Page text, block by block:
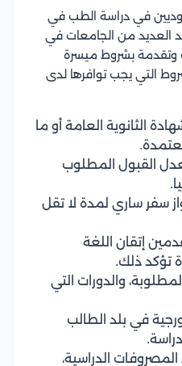
في دراسة الطب في
العديد من الجامعات في
وتقدمة بشروط ميسرة
التي يجب توافرها لدى
الثانوية العامة أو ما
القبول المطلوب
سفر ساري لمدة لا تقل
إتقان اللغة
تؤكد ذلك.
والدورات التي
في بلد الطالب
الدراسية،